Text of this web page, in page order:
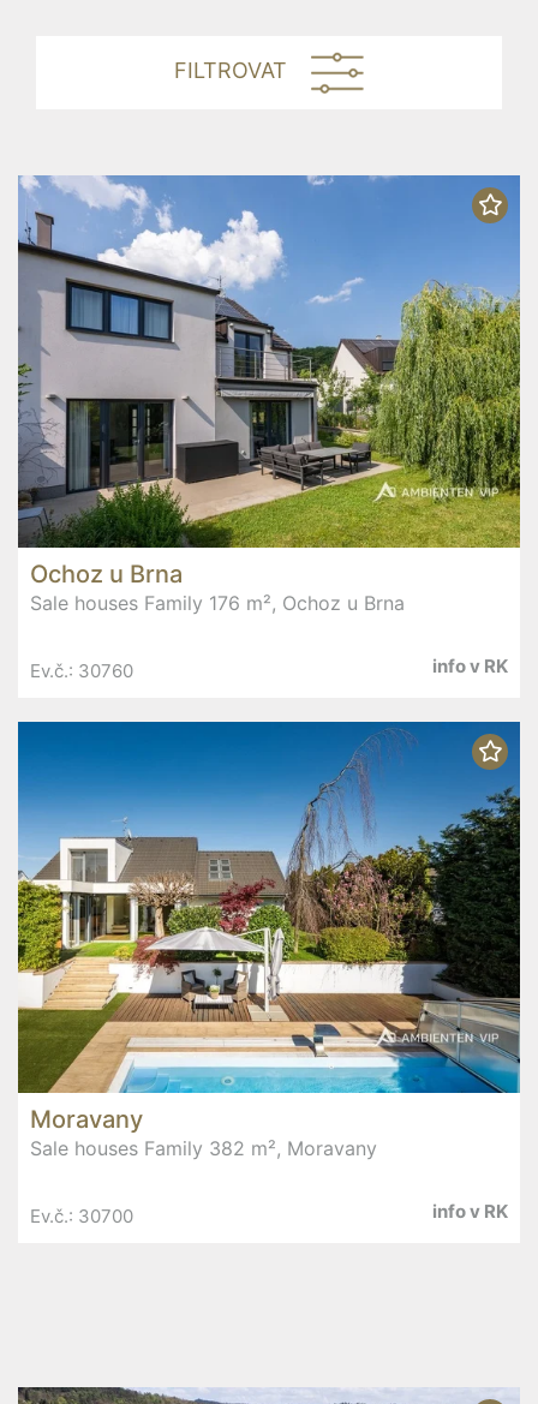
FILTROVAT
Ochoz u Brna
Sale houses Family 176 m², Ochoz u Brna
Ev.č.: 30760 info v RK
Moravany
Sale houses Family 382 m², Moravany
Ev.č.: 30700 info v RK